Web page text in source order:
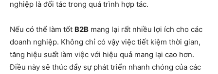
nghiệp là đối tác trong quá trình hợp tác.
Nếu có thể làm tốt B2B mang lại rất nhiều lợi ích cho các
doanh nghiệp. Không chỉ có vậy việc tiết kiệm thời gian,
tăng hiệu suất làm việc với hiệu quả mang lại cao hơn.
Điều này sẽ thúc đẩy sự phát triển nhanh chóng của các